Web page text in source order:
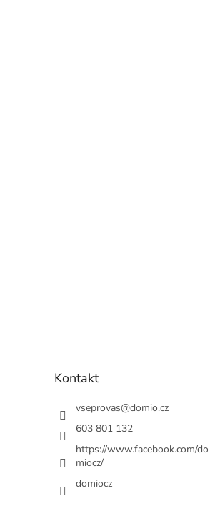
Kontakt
vseprovas@domio.cz
603 801 132
https://www.facebook.com/do
miocz/
domiocz